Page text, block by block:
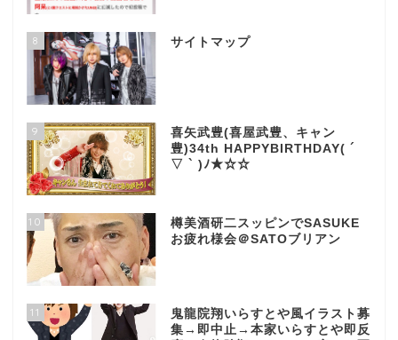
8 サイトマップ
9
喜矢武豊(喜屋武豊、キャン
豊)34th HAPPYBIRTHDAY( ´
▽ ` )ﾉ★☆☆
10
樽美酒研二スッピンでSASUKE
お疲れ様会＠SATOブリアン
11
鬼龍院翔いらすとや風イラスト募
集→即中止→本家いらすとや即反